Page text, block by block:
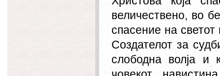
величествено, во
спасение на светот
Создателот за
слободна волја и